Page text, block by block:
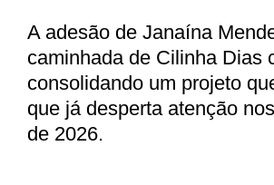
A adesão de Janaína
caminhada de Cilinha Dias
consolidando um projeto
que já desperta atenção
de 2026.